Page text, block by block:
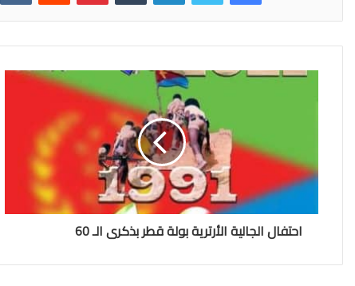
احتفال الجالية الأرترية بولة قطر بذكرى الـ 60